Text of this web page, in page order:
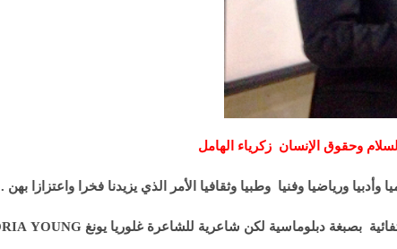
وحقوق الإنسان زكرياء الهامل
ورياضيا وفنيا وطبيا وثقافيا الأمر الذي يزيدنا فخرا واعتزازا بهن .
YOUNG